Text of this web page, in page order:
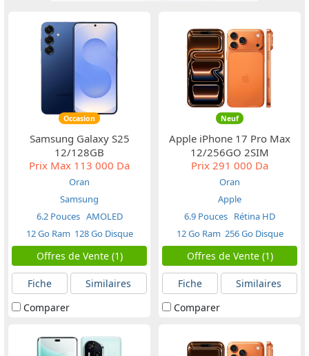
Occasion
Samsung Galaxy S25
12/128GB
Prix Max 113 000 Da
Oran
Samsung
6.2 Pouces AMOLED
12 Go Ram 128 Go Disque
Offres de Vente (1)
Fiche
Similaires
Comparer
Neuf
Apple iPhone 17 Pro Max
12/256GO 2SIM
Prix 291 000 Da
Oran
Apple
6.9 Pouces Rétina HD
12 Go Ram 256 Go Disque
Offres de Vente (1)
Fiche
Similaires
Comparer